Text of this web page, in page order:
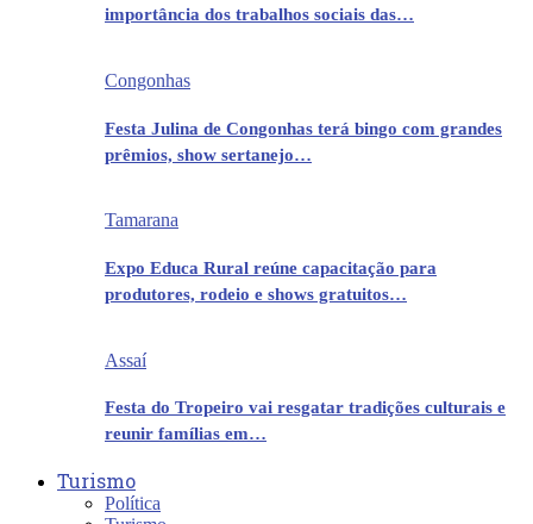
importância dos trabalhos sociais das…
Congonhas
Festa Julina de Congonhas terá bingo com grandes
prêmios, show sertanejo…
Tamarana
Expo Educa Rural reúne capacitação para
produtores, rodeio e shows gratuitos…
Assaí
Festa do Tropeiro vai resgatar tradições culturais e
reunir famílias em…
Turismo
Política